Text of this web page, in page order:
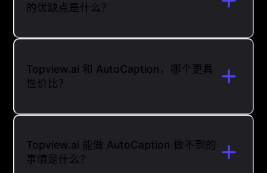
的优缺点是什么？
Topview.ai 和 AutoCaption，哪个更具
性价比？
Topview.ai 能做 AutoCaption 做不到的
事情是什么？